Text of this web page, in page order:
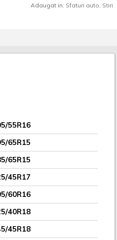
Adaugat in: Sfaturi auto, Stiri
55R16
65R15
65R15
45R17
60R16
40R18
45R18